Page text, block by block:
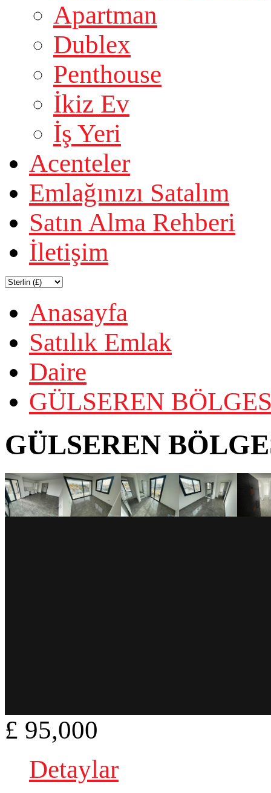
Apartman
Dublex
Penthouse
İkiz Ev
İş Yeri
Acenteler
Emlağınızı Satalım
Satın Alma Rehberi
İletişim
Anasayfa
Satılık Emlak
Daire
GÜLSEREN
GÜLSEREN
£ 95,000
Detaylar